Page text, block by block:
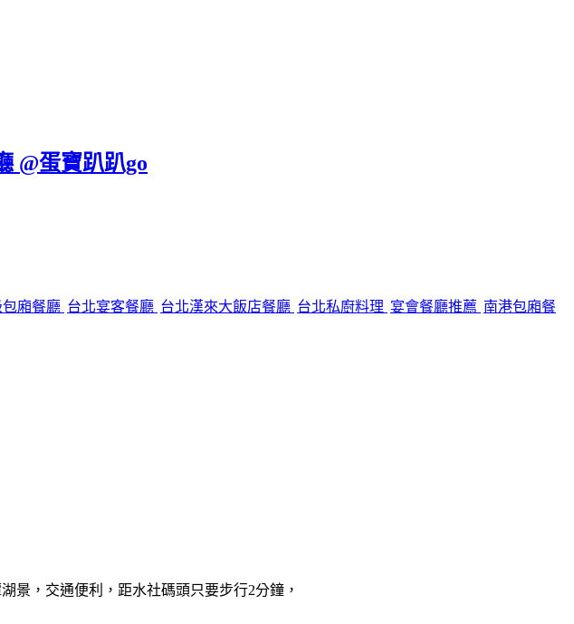
@蛋寶趴趴go
包廂餐廳 台北宴客餐廳 台北漢來大飯店餐廳 台北私廚料理 宴會餐廳推薦 南港包廂餐
景，交通便利，距水社碼頭只要步行2分鐘，